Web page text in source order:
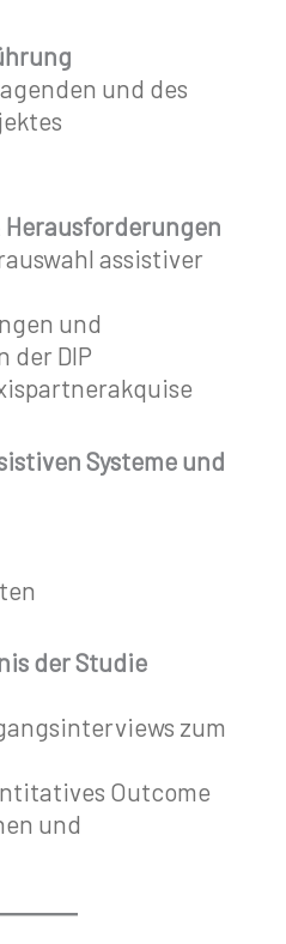
und des
assistiver
und
der DIP
Systeme und
der Studie
zum
Outcome
und